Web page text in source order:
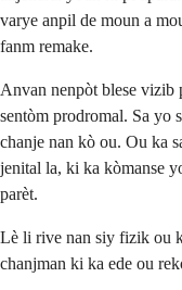
varye anpil de moun a
fanm remake.
Anvan nenpòt blese vizib
sentòm prodromal. Sa yo
chanje nan kò ou. Ou ka
jenital la, ki ka kòmanse
parèt.
Lè li rive nan siy fizik ou
chanjman ki ka ede ou